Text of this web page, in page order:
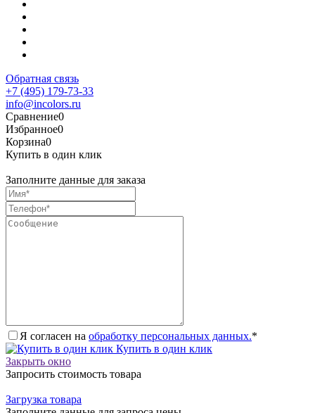
Обратная связь
+7 (495) 179-73-33
info@incolors.ru
Сравнение0
Избранное0
Корзина0
Купить в один клик
Заполните данные для заказа
Я согласен на обработку персональных данных.*
Купить в один клик
Закрыть окно
Запросить стоимость товара
Загрузка товара